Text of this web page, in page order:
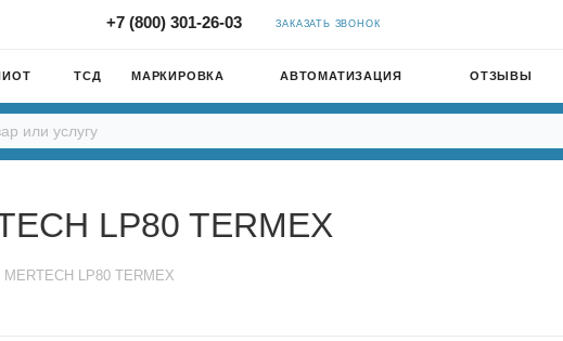
+7 (800) 301-26-03 ЗАКАЗАТЬ ЗВОНОК
ТСД МАРКИРОВКА АВТОМАТИЗАЦИЯ ОТЗЫВЫ
LP80 TERMEX
MERTECH LP80 TERMEX